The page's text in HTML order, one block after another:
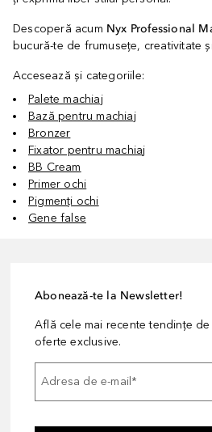
Descoperă acum Nyx Professional
bucură-te de frumusețe, creativitate
Accesează și categoriile:
Palete machiaj
Bază pentru machiaj
Bronzer
Fixator pentru machiaj
BB Cream
Primer ochi
Pigmenți ochi
Gene false
Abonează-te la Newsletter!
Află cele mai recente tendințe
oferte exclusive.
Adresa de e-mail *